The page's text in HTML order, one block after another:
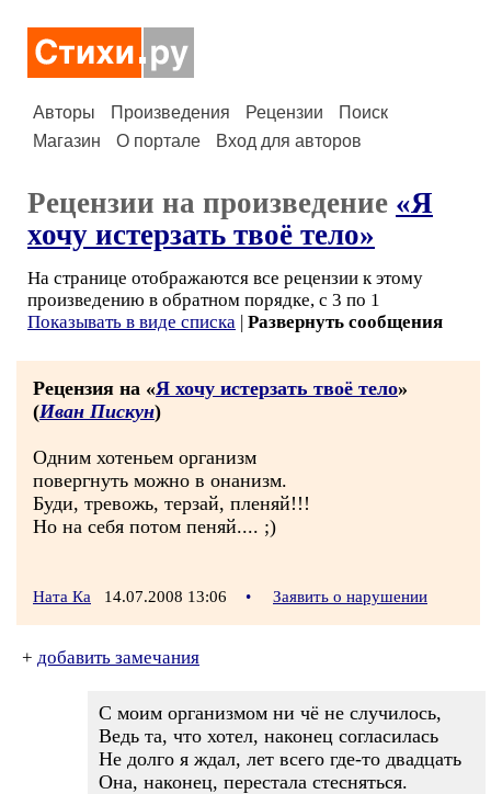
Авторы Произведения Рецензии
Поиск
Магазин
О портале Вход для авторов
Рецензии на произведение «Я
хочу истерзать твоё тело»
На странице отображаются все рецензии к этому
произведению в обратном порядке, с 3 по 1
Показывать в виде списка | Развернуть сообщения
Рецензия на «Я хочу истерзать твоё тело»
(Иван Пискун)
Одним хотеньем организм
повергнуть можно в онанизм.
Буди, тревожь, терзай, пленяй!!!
Но на себя потом пеняй.... ;)
Ната Ка 14.07.2008 13:06 • Заявить о нарушении
+ добавить замечания
С моим организмом ни чё не случилось,
Ведь та, что хотел, наконец согласилась
Не долго я ждал, лет всего где-то двадцать
Она, наконец, перестала стесняться.